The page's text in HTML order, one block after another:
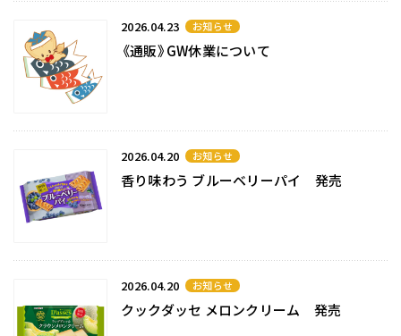
2026.04.23 お知らせ
《通販》GW休業について
2026.04.20 お知らせ
香り味わう ブルーベリーパイ 発売
2026.04.20 お知らせ
クックダッセ メロンクリーム 発売